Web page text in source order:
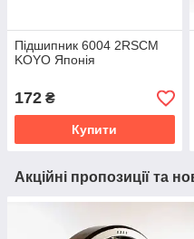
Підшипник 6004 2RSCM
KOYO Японія
172 ₴
Купити
Акційні пропозиції та